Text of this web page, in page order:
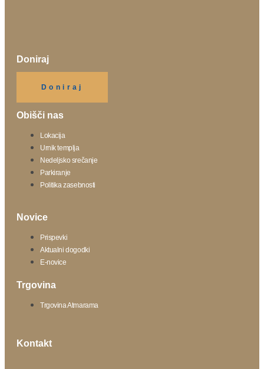
Doniraj
Doniraj
Obišči nas
Lokacija
Urnik templja
Nedeljsko srečanje
Parkiranje
Politika zasebnosti
Novice
Prispevki
Aktualni dogodki
E-novice
Trgovina
Trgovina Atmarama
Kontakt